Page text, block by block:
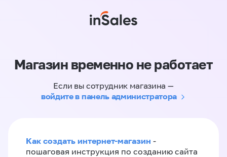
Магазин временно не работает
Если вы сотрудник магазина —
войдите в панель администратора
Как создать интернет-магазин -
пошаговая инструкция по созданию сайта